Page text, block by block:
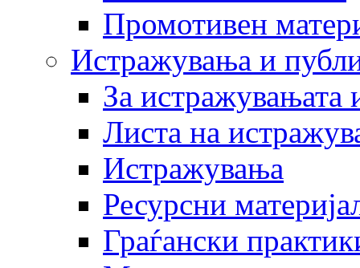
Промотивен
Истражувања и
За истражувањата
Листа на
Истражувања
Ресурсни
Граѓански